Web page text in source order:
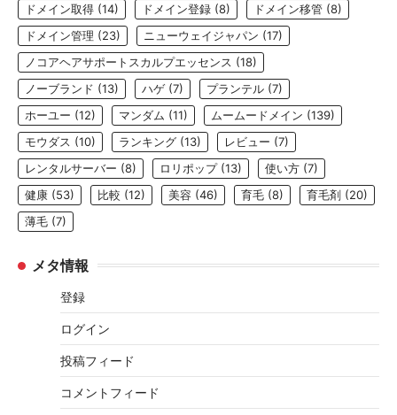
ドメイン取得 (14) ドメイン登録 (8) ドメイン移管 (8)
ドメイン管理 (23) ニューウェイジャパン (17)
ノコアヘアサポートスカルプエッセンス (18)
ノーブランド (13) ハゲ (7) プランテル (7)
ホーユー (12) マンダム (11) ムームードメイン (139)
モウダス (10) ランキング (13) レビュー (7)
レンタルサーバー (8) ロリポップ(13) 使い方 (7)
健康 (53) 比較 (12) 美容 (46) 育毛 (8) 育毛剤 (20)
薄毛 (7)
メタ情報
登録
ログイン
投稿フィード
コメントフィード